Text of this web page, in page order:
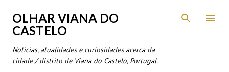
Avançar para o conteúdo principal
OLHAR VIANA DO
CASTELO
Notícias, atualidades e curiosidades acerca da
cidade / distrito de Viana do Castelo, Portugal.